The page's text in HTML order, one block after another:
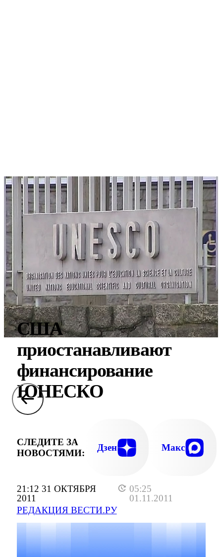
21:12 31 ОКТЯБРЯ
2011
05:25
01.11.2011
РЕДАКЦИЯ ВЕСТИ.РУ
США
приостанавливают
финансирование
ЮНЕСКО
СЛЕДИТЕ ЗА
НОВОСТЯМИ:
Дзен Макс